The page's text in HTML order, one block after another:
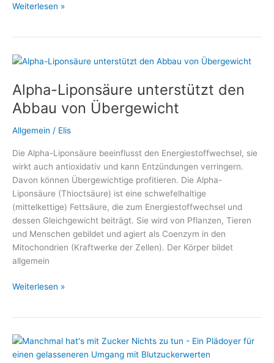
Welt-
mit
Informationsangebot
Weiterlesen »
Alpha-Liponsäure unterstützt den
Abbau von Übergewicht
Allgemein / Elis
Die Alpha-Liponsäure beeinflusst den Energiestoffwechsel, sie
wirkt auch antioxidativ und kann Entzündungen verringern.
Davon können Übergewichtige profitieren. Die Alpha-
Liponsäure (Thioctsäure) ist eine schwefelhaltige
(mittelkettige) Fettsäure, die zum Energiestoffwechsel und
dessen Gleichgewicht beiträgt. Sie wird von Pflanzen, Tieren
und Menschen gebildet und agiert als Coenzym in den
Mitochondrien (Kraftwerke der Zellen). Der Körper bildet
allgemein
Alpha-
Abbau
von
Weiterlesen »